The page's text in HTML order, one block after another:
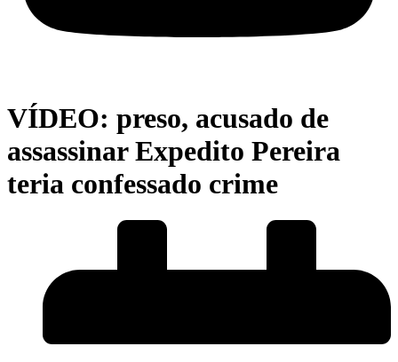
VÍDEO: preso, acusado de
assassinar Expedito Pereira
teria confessado crime